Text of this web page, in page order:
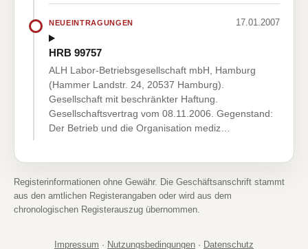
NEUEINTRAGUNGEN 17.01.2007
HRB 99757
ALH Labor-Betriebsgesellschaft mbH, Hamburg
(Hammer Landstr. 24, 20537 Hamburg).
Gesellschaft mit beschränkter Haftung.
Gesellschaftsvertrag vom 08.11.2006. Gegenstand:
Der Betrieb und die Organisation mediz…
Registerinformationen ohne Gewähr. Die Geschäftsanschrift stammt
aus den amtlichen Registerangaben oder wird aus dem
chronologischen Registerauszug übernommen.
Impressum · Nutzungsbedingungen · Datenschutz